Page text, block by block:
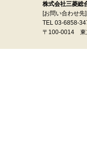
株式会社三菱総
[お問い合わせ
TEL 03-6858-
〒100‐0014 東